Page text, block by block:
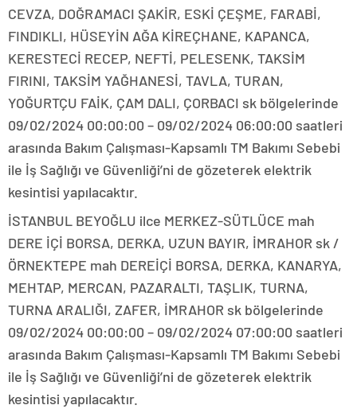
CEVZA, DOĞRAMACI ŞAKİR, ESKİ ÇEŞME, FARABİ,
FINDIKLI, HÜSEYİN AĞA KİREÇHANE, KAPANCA,
KERESTECİ RECEP, NEFTİ, PELESENK, TAKSİM
FIRINI, TAKSİM YAĞHANESİ, TAVLA, TURAN,
YOĞURTÇU FAİK, ÇAM DALI, ÇORBACI sk bölgelerinde
09/02/2024 00:00:00 – 09/02/2024 06:00:00 saatleri
arasında Bakım Çalışması-Kapsamlı TM Bakımı Sebebi
ile İş Sağlığı ve Güvenliği’ni de gözeterek elektrik
kesintisi yapılacaktır.
İSTANBUL BEYOĞLU ilce MERKEZ-SÜTLÜCE mah
DERE İÇİ BORSA, DERKA, UZUN BAYIR, İMRAHOR sk /
ÖRNEKTEPE mah DEREİÇİ BORSA, DERKA, KANARYA,
MEHTAP, MERCAN, PAZARALTI, TAŞLIK, TURNA,
TURNA ARALIĞI, ZAFER, İMRAHOR sk bölgelerinde
09/02/2024 00:00:00 – 09/02/2024 07:00:00 saatleri
arasında Bakım Çalışması-Kapsamlı TM Bakımı Sebebi
ile İş Sağlığı ve Güvenliği’ni de gözeterek elektrik
kesintisi yapılacaktır.